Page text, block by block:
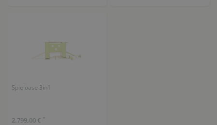
Spieloase 3in1
2.799,00 € *